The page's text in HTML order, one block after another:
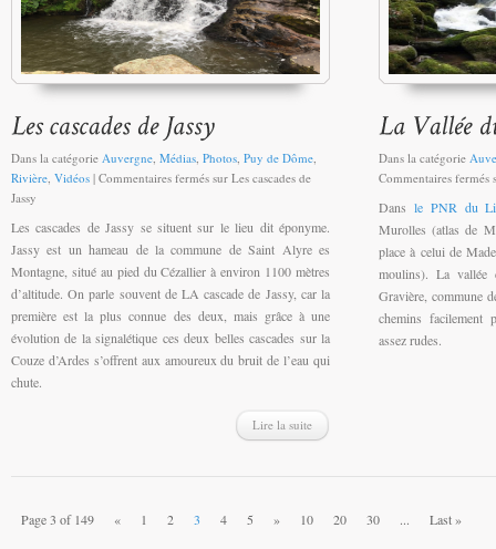
Dans la catégorie Auvergne, Médias, Photos, Puy de Dôme,
Rivière, Vidéos | Commentaires fermés sur Les cascades de
Jassy
Les cascades de Jassy se situent sur le lieu dit éponyme.
Jassy est un hameau de la commune de Saint Alyre es
Montagne, situé au pied du Cézallier à environ 1100 mètres
d’altitude. On parle souvent de LA cascade de Jassy, car la
première est la plus connue des deux, mais grâce à une
évolution de la signalétique ces deux belles cascades sur la
Couze d’Ardes s’offrent aux amoureux du bruit de l’eau qui
chute.
Lire la suite
Dans la catégorie
Commentaires fermés
Dans le PNR du
Murolles (atlas de
place à celui de
moulins). La vallée
Gravière, commune
chemins facilement
assez rudes.
Page 3 of 149 « 1 2 3 4 5 » 10 20 30 ... Last »